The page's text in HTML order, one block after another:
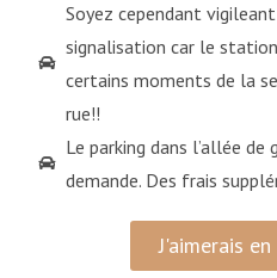
Soyez cependant
signalisation car le
certains moments de la
rue!!
Le parking dans l’allée
demande. Des frais
J'aimerais